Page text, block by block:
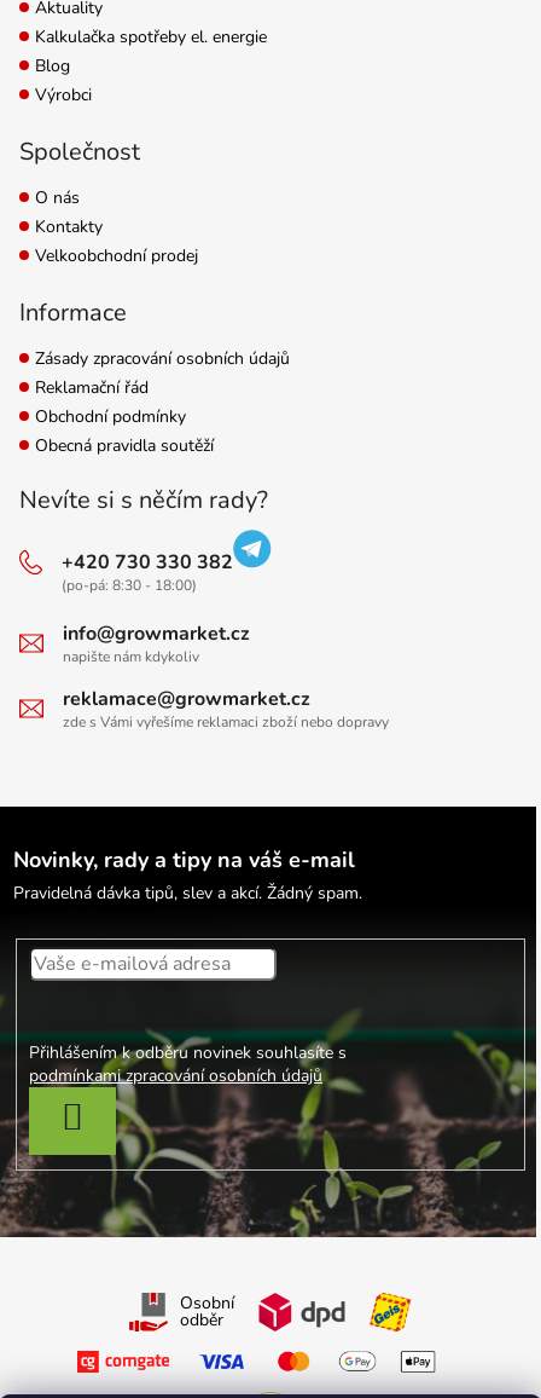
Aktuality
Kalkulačka spotřeby el. energie
Blog
Výrobci
Společnost
O nás
Kontakty
Velkoobchodní prodej
Informace
Zásady zpracování osobních údajů
Reklamační řád
Obchodní podmínky
Obecná pravidla soutěží
Nevíte si s něčím rady?
+420 730 330 382
(po-pá: 8:30 - 18:00)
info@growmarket.cz
napište nám kdykoliv
reklamace@growmarket.cz
zde s Vámi vyřešíme reklamaci zboží nebo dopravy
Novinky, rady a tipy na váš e-mail
Pravidelná dávka tipů, slev a akcí. Žádný spam.
Přihlášením k odběru novinek souhlasíte s
podmínkami zpracování osobních údajů
PŘIHLÁSIT SE
Osobní
odběr